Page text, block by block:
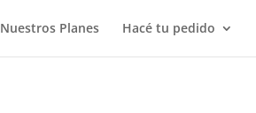
Nuestros Planes Hacé tu pedido